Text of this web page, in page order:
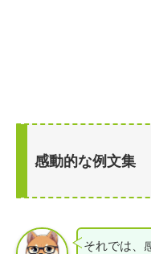
感動的な例文集
それでは、